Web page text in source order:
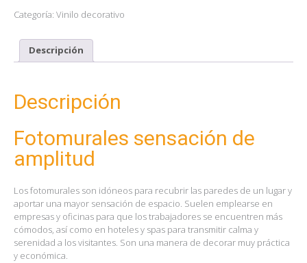
Categoría: Vinilo decorativo
Descripción
Descripción
Fotomurales sensación de
amplitud
Los fotomurales son idóneos para recubrir las paredes de un lugar y
aportar una mayor sensación de espacio. Suelen emplearse en
empresas y oficinas para que los trabajadores se encuentren más
cómodos, así como en hoteles y spas para transmitir calma y
serenidad a los visitantes. Son una manera de decorar muy práctica
y económica.